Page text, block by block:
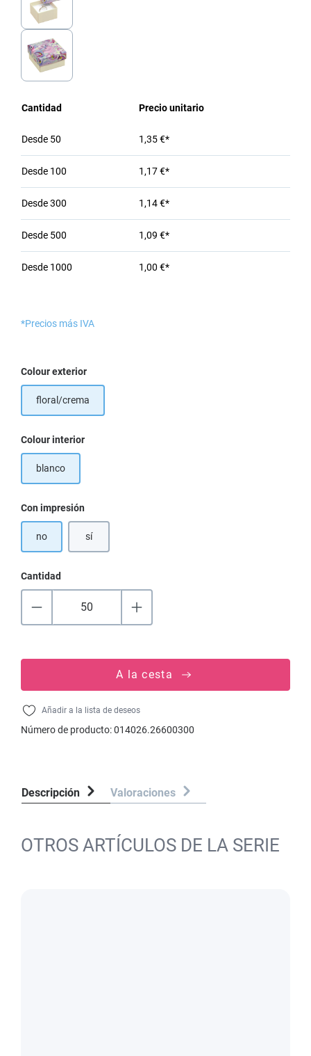
Cantidad Precio unitario
Desde 50 1,35 €*
Desde 100 1,17 €*
Desde300 1,14 €*
Desde 500 1,09 €*
Desde 1000 1,00 €*
*Precios más IVA
Seleccione
Colour exterior
floral/crema
Seleccione
Colour interior
blanco
Seleccione
Con impresión
no sí
Cantidad
A la cesta
Añadir a la lista de deseos
Número de producto:014026.26600300
Descripción Valoraciones
OTROS ARTÍCULOS DE LA SERIE